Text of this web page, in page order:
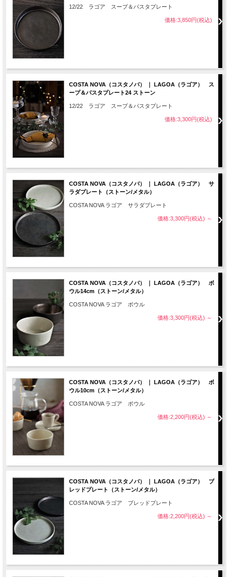
12/22 ラゴア スープ＆パスタプレート
価格:3,850円(税込)
COSTA NOVA（コスタノバ） ｜ LAGOA（ラゴア） ス
ープ＆パスタプレート24 ストーン
12/22 ラゴア スープ＆パスタプレート
価格:3,300円(税込)
COSTA NOVA（コスタノバ） ｜ LAGOA（ラゴア） サ
ラダプレート（ストーン/メタル）
COSTA NOVA ラゴア サラダプレート
価格:3,300円(税込) ～
COSTA NOVA（コスタノバ） ｜ LAGOA（ラゴア） ボ
ウル14cm（ストーン/メタル）
COSTA NOVA ラゴア ボウル
価格:3,300円(税込) ～
COSTA NOVA（コスタノバ） ｜ LAGOA（ラゴア） ボ
ウル10cm（ストーン/メタル）
COSTA NOVA ラゴア ボウル
価格:2,200円(税込) ～
COSTA NOVA（コスタノバ） ｜ LAGOA（ラゴア） ブ
レッドプレート（ストーン/メタル）
COSTA NOVA ラゴア ブレッドプレート
価格:2,200円(税込) ～